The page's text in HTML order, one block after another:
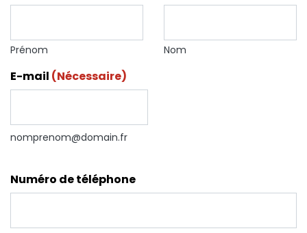
Prénom Nom
E-mail (Nécessaire)
nomprenom@domain.fr
Numéro de téléphone